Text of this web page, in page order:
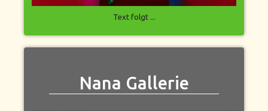
Text folgt ...
Nana Gallerie